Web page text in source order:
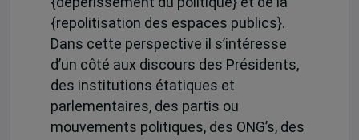
{repolitisation des espaces publics}.
Dans cette perspective il s’intéresse
d’un côté aux discours des Présidents,
des institutions étatiques et
parlementaires, des partis ou
mouvements politiques, des ONG’s, des